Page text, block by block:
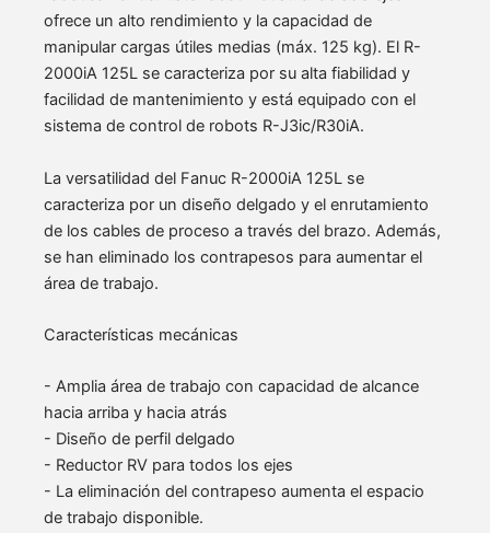
ofrece un alto rendimiento y la capacidad de
manipular cargas útiles medias (máx. 125 kg). El R-
2000iA 125L se caracteriza por su alta fiabilidad y
facilidad de mantenimiento y está equipado con el
sistema de control de robots R-J3ic/R30iA.
La versatilidad del Fanuc R-2000iA 125L se
caracteriza por un diseño delgado y el enrutamiento
de los cables de proceso a través del brazo. Además,
se han eliminado los contrapesos para aumentar el
área de trabajo.
Características mecánicas
- Amplia área de trabajo con capacidad de alcance
hacia arriba y hacia atrás
- Diseño de perfil delgado
- Reductor RV para todos los ejes
- La eliminación del contrapeso aumenta el espacio
de trabajo disponible.